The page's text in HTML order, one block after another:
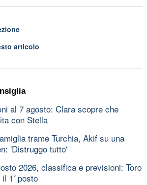
articolo
al 7 agosto: Clara scopre che
con Stella
trame Turchia, Akif su una
'Distruggo tutto'
2026, classifica e previsioni: Toro
1ﾟposto